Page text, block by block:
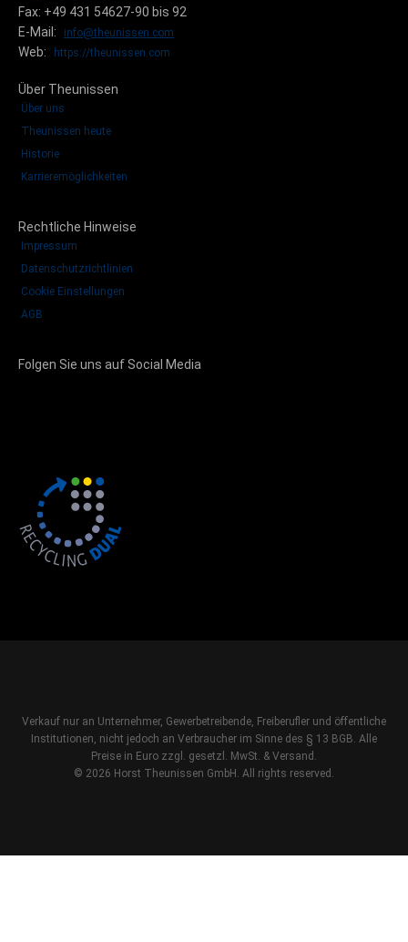
Fax: +49 431 54627-90 bis 92
E-Mail:
info@theunissen.com
Web: https://theunissen.com
Über Theunissen
Über uns
Theunissen heute
Historie
Karrieremöglichkeiten
Rechtliche Hinweise
Impressum
Datenschutzrichtlinien
Cookie Einstellungen
AGB
Folgen Sie uns auf Social Media
Verkauf nur an Unternehmer, Gewerbetreibende, Freiberufler und öffentliche
Institutionen, nicht jedoch an Verbraucher im Sinne des § 13 BGB. Alle
Preise in Euro zzgl. gesetzl. MwSt. & Versand.
© 2026 Horst Theunissen GmbH. All rights reserved.